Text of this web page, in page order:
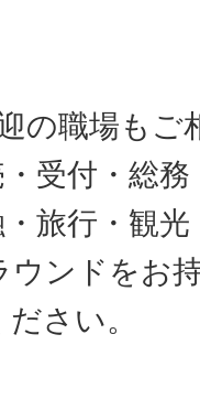
の職場もご
・受付・総
旅行・観
ウンドをお
さい。